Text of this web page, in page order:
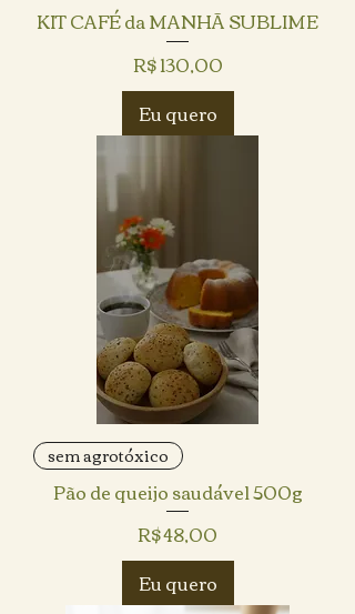
KIT CAFÉ da MANHÃ SUBLIME
Preço
R$ 130,00
Eu quero
sem agrotóxico
Pão de queijo saudável 500g
Preço
R$ 48,00
Eu quero